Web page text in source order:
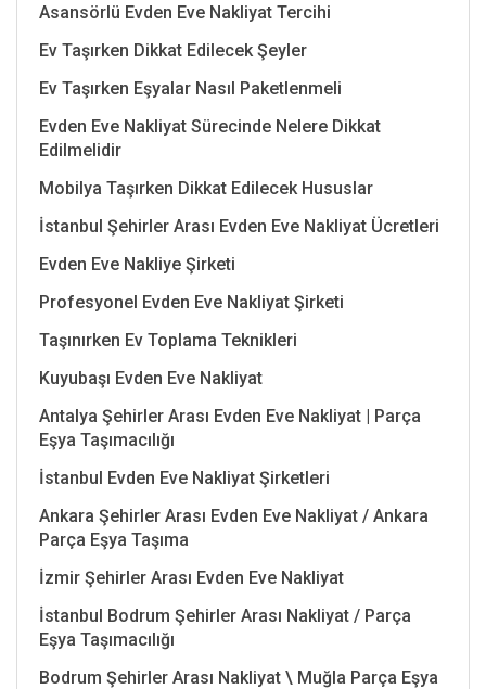
Asansörlü Evden Eve Nakliyat Tercihi
Ev Taşırken Dikkat Edilecek Şeyler
Ev Taşırken Eşyalar Nasıl Paketlenmeli
Evden Eve Nakliyat Sürecinde Nelere Dikkat
Edilmelidir
Mobilya Taşırken Dikkat Edilecek Hususlar
İstanbul Şehirler Arası Evden Eve Nakliyat Ücretleri
Evden Eve Nakliye Şirketi
Profesyonel Evden Eve Nakliyat Şirketi
Taşınırken Ev Toplama Teknikleri
Kuyubaşı Evden Eve Nakliyat
Antalya Şehirler Arası Evden Eve Nakliyat | Parça
Eşya Taşımacılığı
İstanbul Evden Eve Nakliyat Şirketleri
Ankara Şehirler Arası Evden Eve Nakliyat / Ankara
Parça Eşya Taşıma
İzmir Şehirler Arası Evden Eve Nakliyat
İstanbul Bodrum Şehirler Arası Nakliyat / Parça
Eşya Taşımacılığı
Bodrum Şehirler Arası Nakliyat \ Muğla Parça Eşya